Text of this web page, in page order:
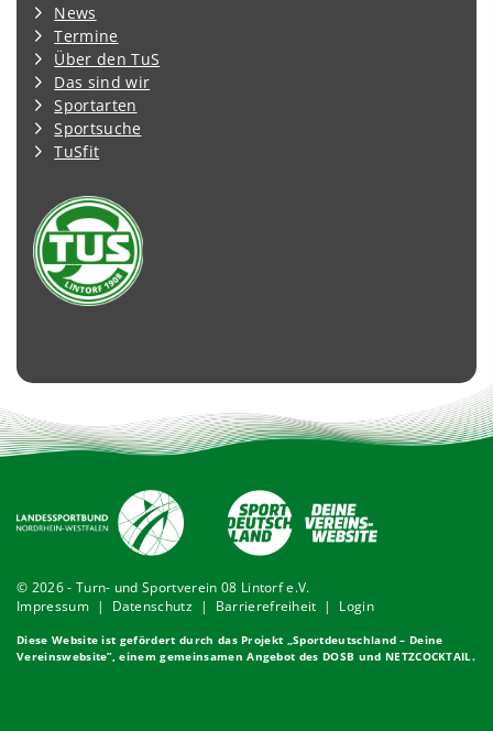
News
Termine
Über den TuS
Das sind wir
Sportarten
Sportsuche
TuSfit
© 2026 - Turn- und Sportverein 08 Lintorf e.V.
Impressum| Datenschutz | Barrierefreiheit | Login
Diese Website ist gefördert durch das Projekt „Sportdeutschland – Deine
Vereinswebsite”, einem gemeinsamen Angebot des DOSB und NETZCOCKTAIL.